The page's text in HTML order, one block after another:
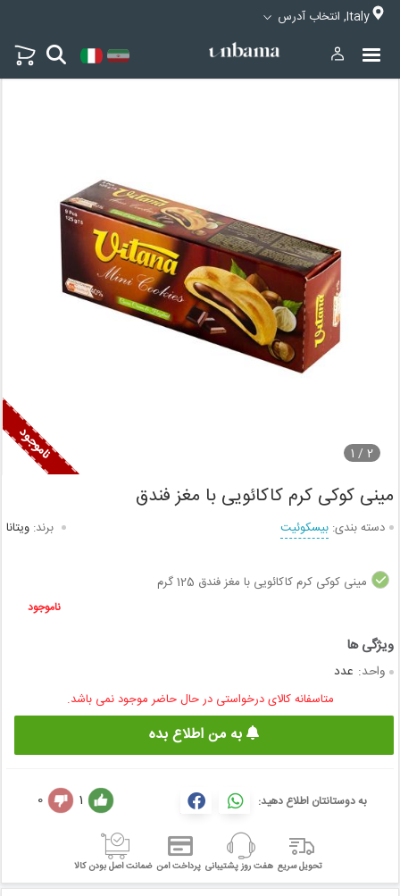
Italy, انتخاب آدرس
2 /
1
مینی کوکی کرم کاکائویی با مغز فندق
دسته بندی: بیسکوئیت برند: ویتانا
مینی کوکی کرم کاکائویی با مغز فندق 125 گرم
ناموجود
واحد: عدد
متاسفانه کالای درخواستی در حال حاضر موجود نمی باشد.
به من اطلاع بده
به دوستانتان اطلاع دهید: 1
0
تحویل سریع هفت روز پشتیبانی پرداخت امن ضمانت اصل بودن کالا